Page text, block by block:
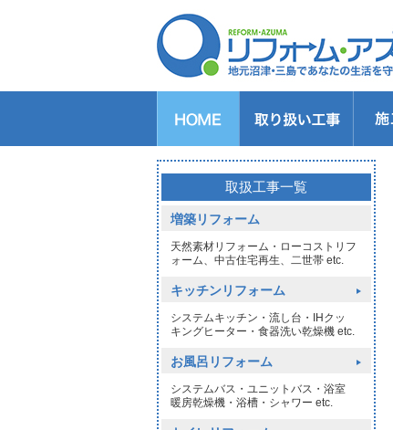
キッチンのリフォーム
バスルームのリフォーム
トイレのリフォーム
洗面所のリフォーム
給湯器交換
窓リフォーム
玄関リフォーム
1DAYリフォーム
外壁・屋根塗装
取扱工事一覧
増築リフォーム
天然素材リフォーム・ローコストリフ
ォーム、中古住宅再生、二世帯 etc.
キッチンリフォーム
システムキッチン・流し台・IHクッ
キングヒーター・食器洗い乾燥機 etc.
お風呂リフォーム
システムバス・ユニットバス・浴室
暖房乾燥機・浴槽・シャワー etc.